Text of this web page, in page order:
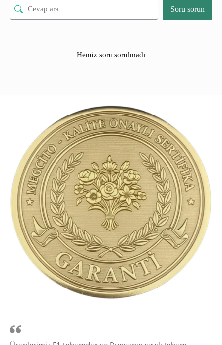
Soru sorun
Henüz soru sorulmadı